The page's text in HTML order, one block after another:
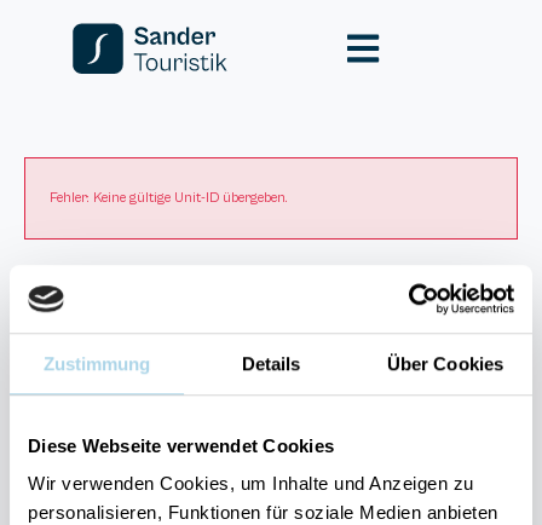
Zustimmung Details Über Cookies
Diese Webseite verwendet Cookies
Wir verwenden Cookies, um Inhalte und Anzeigen zu
personalisieren, Funktionen für soziale Medien anbieten
Fragen und Wünsche?
Kontakt
allgemein
Residenz
Bel Vital